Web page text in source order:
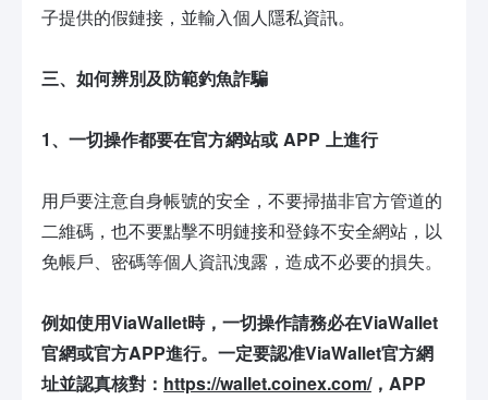
子提供的假鏈接，並輸入個人隱私資訊。
三、 如何辨別及防範釣魚詐騙
1、一切操作都要在官方網站或 APP 上進行
用戶要注意自身帳號的安全，不要掃描非官方管道的
二維碼，也不要點擊不明鏈接和登錄不安全網站，以
免帳戶、密碼等個人資訊洩露，造成不必要的損失。
例如使用ViaWallet時，一切操作請務必在ViaWallet
官網或官方APP進行。 一定要認准ViaWallet官方網
址並認真核對 ： https://wallet.coinex.com/， APP